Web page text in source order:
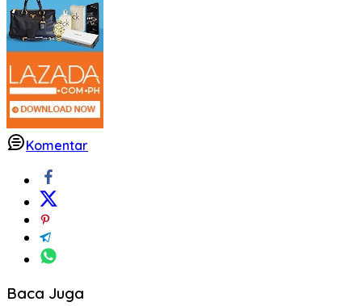
Komentar
Baca Juga